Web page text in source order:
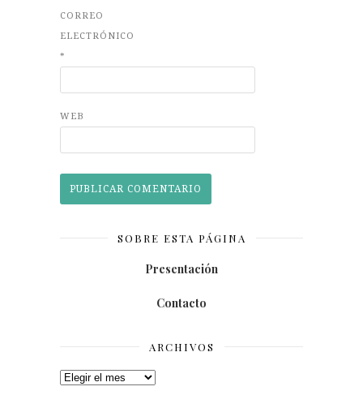
CORREO
ELECTRÓNICO
*
WEB
SOBRE ESTA PÁGINA
Presentación
Contacto
ARCHIVOS
Archivos